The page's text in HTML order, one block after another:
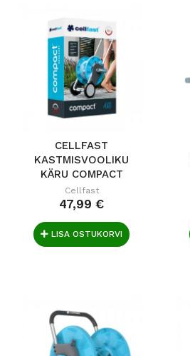
CELLFAST
KASTMISVOOLIKU
KÄRU COMPACT
Cellfast
47,99 €
LISA OSTUKORVI